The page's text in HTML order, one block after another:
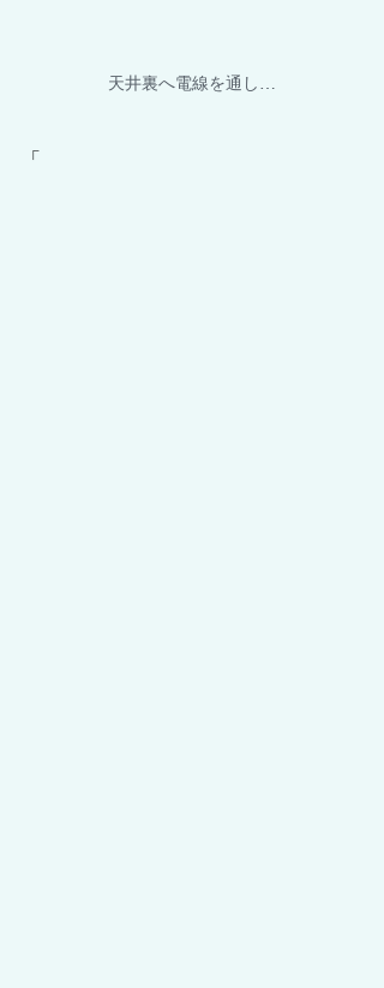
天井裏へ電線を通し…
「